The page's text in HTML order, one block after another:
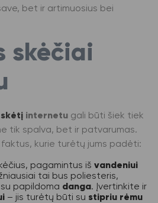
bet ir artimuosius bei
skėčiai
skėtį internetu gali būti šiek tiek
tik spalva, bet ir patvarumas.
faktus, kurie turėtų jums padėti:
pagamintus iš vandeniui
tai bus poliesteris,
papildoma danga. Įvertinkite ir
– jis turėtų būti su stipriu rėmu